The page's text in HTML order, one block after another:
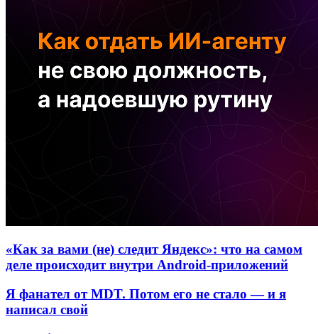
«Как за вами (не) следит Яндекс»: что на самом
деле происходит внутри Android-приложений
Я фанател от MDT. Потом его не стало — и я
написал свой